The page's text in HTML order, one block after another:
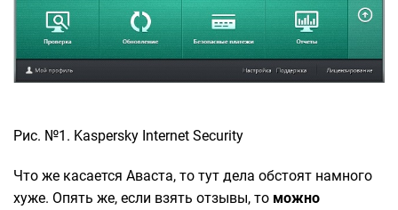
Рис. №1. Kaspersky Internet Security
Что же касается Аваста, то тут дела обстоят намного
хуже. Опять же, если взять отзывы, то можно